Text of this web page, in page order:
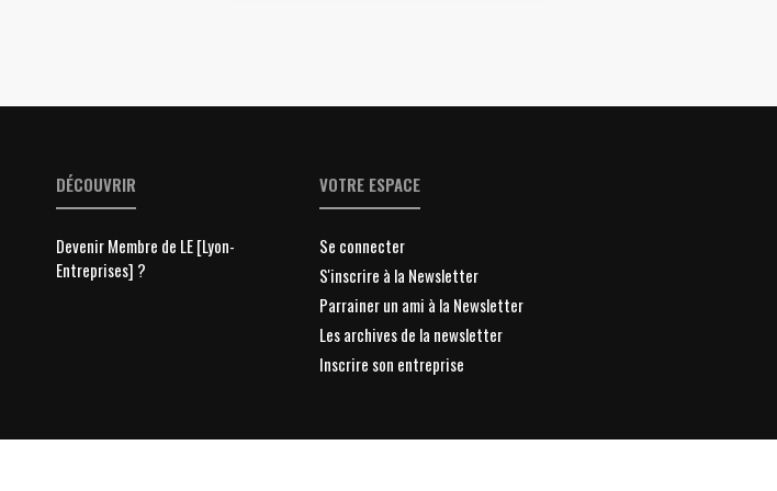
DÉCOUVRIR
Devenir Membre de LE [Lyon-
Entreprises] ?
VOTRE ESPACE
Se connecter
S'inscrire à la Newsletter
Parrainer un ami à la Newsletter
Les archives de la newsletter
Inscrire son entreprise